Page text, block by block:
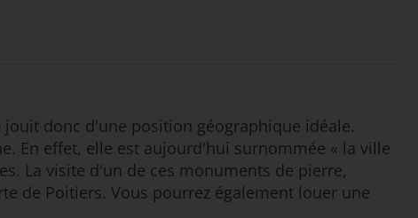
donc d'une position géographique idéale.
En effet, elle est aujourd'hui surnommée « la ville
La visite d'un de ces monuments de pierre,
de Poitiers. Vous pourrez également louer une